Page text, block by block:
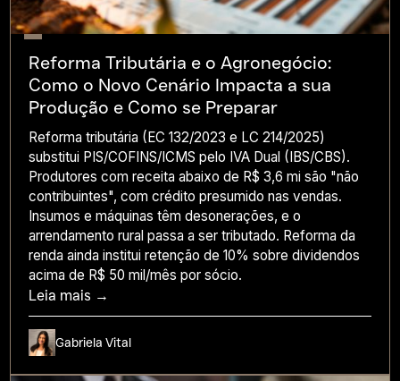
Reforma Tributária e o Agronegócio:
Como o Novo Cenário Impacta a sua
Produção e Como se Preparar
Reforma tributária (EC 132/2023 e LC 214/2025)
substitui PIS/COFINS/ICMS pelo IVA Dual (IBS/CBS).
Produtores com receita abaixo de R$ 3,6 mi são "não
contribuintes", com crédito presumido nas vendas.
Insumos e máquinas têm desonerações, e o
arrendamento rural passa a ser tributado. Reforma da
renda ainda institui retenção de 10% sobre dividendos
acima de R$ 50 mil/mês por sócio.
Leia mais →
Gabriela Vital